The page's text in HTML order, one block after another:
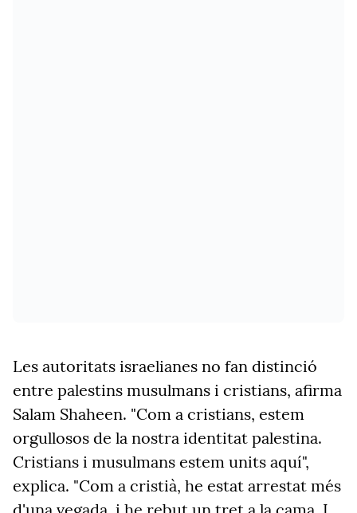
Les autoritats israelianes no fan distinció
entre palestins musulmans i cristians, afirma
Salam Shaheen. "Com a cristians, estem
orgullosos de la nostra identitat palestina.
Cristians i musulmans estem units aquí",
explica. "Com a cristià, he estat arrestat més